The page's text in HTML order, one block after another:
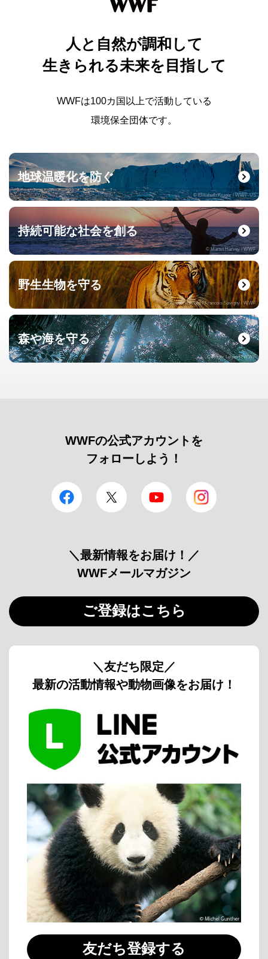
人と自然が調和して
生きられる未来を目指して
WWFは100カ国以上で活動している
環境保全団体です。
地球温暖化を防ぐ
© Elisabeth Kruger / WWF-US
持続可能な社会を創る
© Martin Harvey / WWF
野生生物を守る
© naturepl.com / Francois Savigny / WWF
森や海を守る
© Roger Leguen / WWF
WWFの公式アカウントを
フォローしよう！
facebook Twitter YouTube
＼最新情報をお届け！／
WWFメールマガジン
ご登録はこちら
＼友だち限定／
最新の活動情報や動物画像をお届け！
友だち登録する